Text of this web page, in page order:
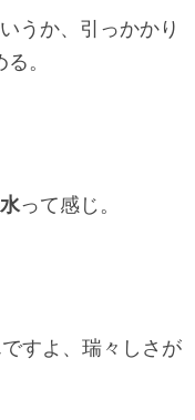
うか、引っかかり
。
って感じ。
ですよ、瑞々しさが